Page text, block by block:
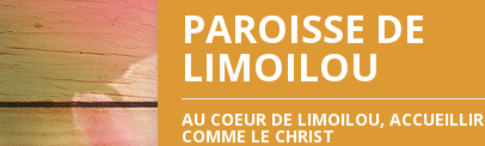
PAROISSE DE
LIMOILOU
AU COEUR DE LIMOILOU, ACCUEILLIR
COMME LE CHRIST